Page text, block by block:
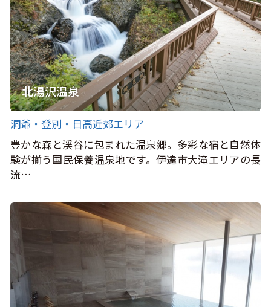
北湯沢温泉
洞爺・登別・日高近郊エリア
豊かな森と渓谷に包まれた温泉郷。多彩な宿と自然体
験が揃う国民保養温泉地です。伊達市大滝エリアの長
流…